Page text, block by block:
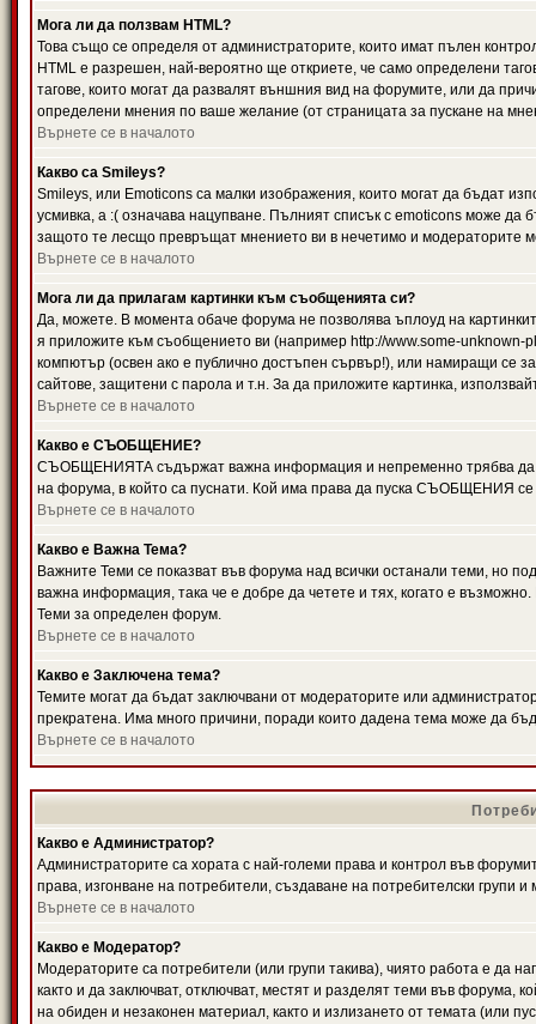
Мога ли да ползвам HTML?
Това също се определя от администраторите, които имат пълен
HTML е разрешен, най-вероятно ще откриете, че само определени
тагове, които могат да развалят външния вид на форумите, или да
определени мнения по ваше желание (от страницата за пускане на
Върнете се в началото
Какво са Smileys?
Smileys, или Emoticons са малки изображения, които могат да бъдат
усмивка, а :( означава нацупване. Пълният списък с emoticons може да
защото те лесщо превръщат мнението ви в нечетимо и модераторите
Върнете се в началото
Мога ли да прилагам картинки към съобщенията си?
Да, можете. В момента обаче форума не позволява ъплоуд на
я приложите към съобщението ви (например http://www.some-
компютър (освен ако е публично достъпен сървър!), или намиращи се
сайтове, защитени с парола и т.н. За да приложите картинка,
Върнете се в началото
Какво е СЪОБЩЕНИЕ?
СЪОБЩЕНИЯТА съдържат важна информация и непременно трябва да
на форума, в който са пуснати. Кой има права да пуска СЪОБЩЕНИЯ се
Върнете се в началото
Какво е Важна Тема?
Важните Теми се показват във форума над всички останали теми,
важна информация, така че е добре да четете и тях, когато е
Теми за определен форум.
Върнете се в началото
Какво е Заключена тема?
Темите могат да бъдат заключвани от модераторите или
прекратена. Има много причини, поради които дадена тема може да
Върнете се в началото
Какво е Администратор?
Администраторите са хората с най-големи права и контрол във
права, изгонване на потребители, създаване на потребителски групи
Върнете се в началото
Какво е Модератор?
Модераторите са потребители (или групи такива), чиято работа е да
както и да заключват, отключват, местят и разделят теми във форума,
на обиден и незаконен материал, както и излизането от темата (или